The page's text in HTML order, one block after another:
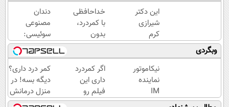
این دکتر
شیرازی
کرم
ترمیم
زخم
ایرانی را
ساخت!!!
خداحافظی
با کمردرد،
بدون
قرص و
آمپول
دندان
مصنوعی
سوئیسی:
جدیدترین
فناوری
اروپا،
سبک و
مقاوم |
پرداخت
وبگردی
نیکاموتور
نماینده
IM
Motor و
اگر کمردرد
داری این
فیلم رو
ببین!
کمر درد داری؟
دیگه بسه! در
منزل درمانش
کن